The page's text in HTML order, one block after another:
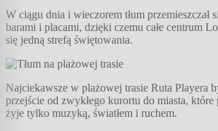
W ciągu dnia i wieczorem tłum przemieszczał
barami i placami, dzięki czemu całe centrum
się jedną strefą świętowania.
Najciekawsze w plażowej trasie Ruta Playera
przejście od zwykłego kurortu do miasta,
żyje tylko muzyką, światłem i ruchem.